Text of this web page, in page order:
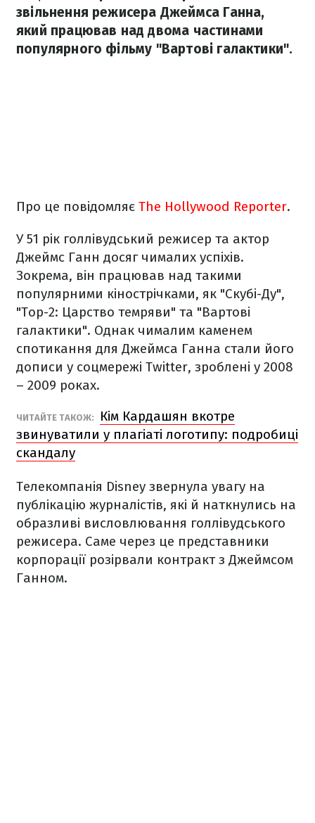
звільнення режисера Джеймса Ганна,
який працював над двома частинами
популярного фільму "Вартові галактики".
Про це повідомляє The Hollywood Reporter.
У 51 рік голлівудський режисер та актор
Джеймс Ганн досяг чималих успіхів.
Зокрема, він працював над такими
популярними кінострічками, як "Скубі-Ду",
"Тор-2: Царство темряви" та "Вартові
галактики". Однак чималим каменем
спотикання для Джеймса Ганна стали його
дописи у соцмережі Twitter, зроблені у 2008
– 2009 роках.
ЧИТАЙТЕ ТАКОЖ:
Кім Кардашян вкотре
звинуватили у плагіаті логотипу: подробиці
скандалу
Телекомпанія Disney звернула увагу на
публікацію журналістів, які й наткнулись на
образливі висловлювання голлівудського
режисера. Саме через це представники
корпорації розірвали контракт з Джеймсом
Ганном.